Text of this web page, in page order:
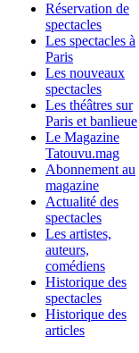
Réservation de
spectacles
Les spectacles à
Paris
Les nouveaux
spectacles
Les théâtres sur
Paris et banlieue
Le Magazine
Tatouvu.mag
Abonnement au
magazine
Actualité des
spectacles
Les artistes,
auteurs,
comédiens
Historique des
spectacles
Historique des
articles